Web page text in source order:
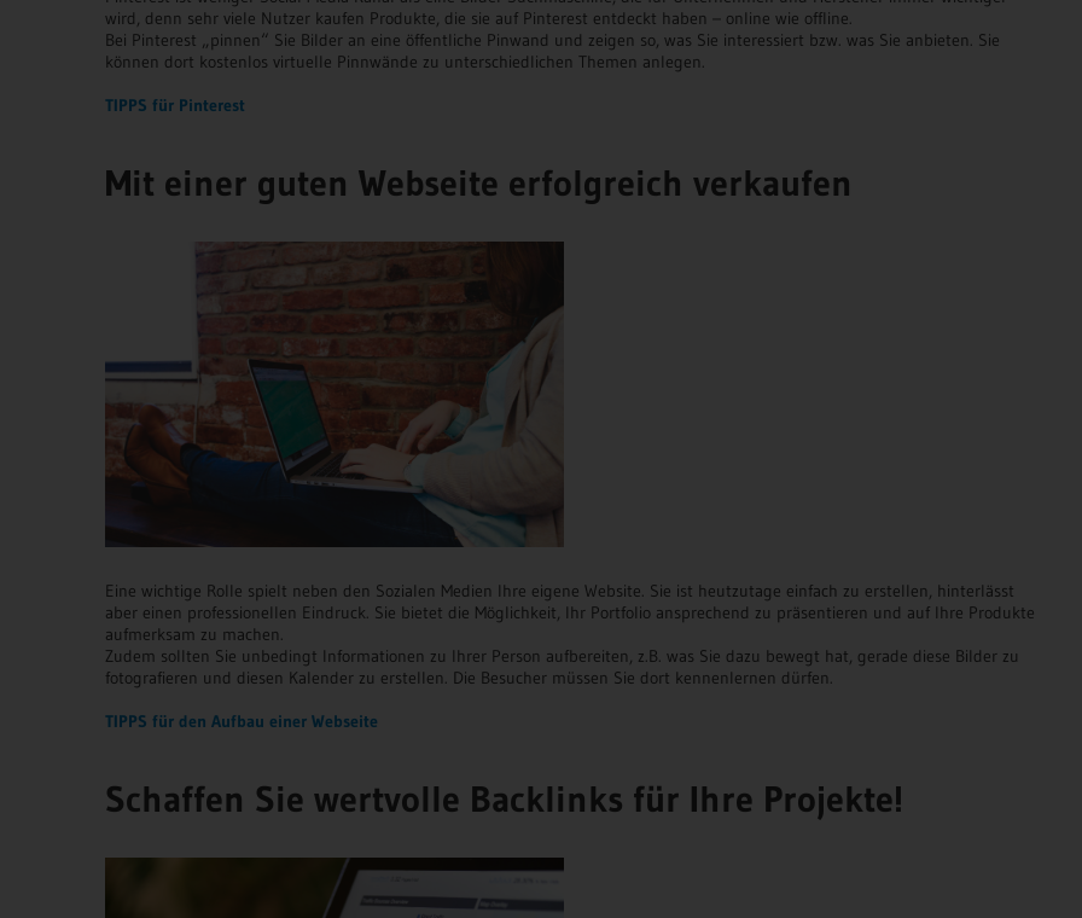
wird, denn sehr viele Nutzer kaufen Produkte, die sie auf Pinterest entdeckt haben – online wie offline.
Bei Pinterest „pinnen“ Sie Bilder an eine öffentliche Pinwand und zeigen so, was Sie interessiert bzw. was Sie anbieten. Sie
können dort kostenlos virtuelle Pinnwände zu unterschiedlichen Themen anlegen.
TIPPS für Pinterest
Mit einer guten Webseite erfolgreich verkaufen
Eine wichtige Rolle spielt neben den Sozialen Medien Ihre eigene Website. Sie ist heutzutage einfach zu erstellen, hinterlässt
aber einen professionellen Eindruck. Sie bietet die Möglichkeit, Ihr Portfolio ansprechend zu präsentieren und auf Ihre Produkte
aufmerksam zu machen.
Zudem sollten Sie unbedingt Informationen zu Ihrer Person aufbereiten, z.B. was Sie dazu bewegt hat, gerade diese Bilder zu
fotografieren und diesen Kalender zu erstellen. Die Besucher müssen Sie dort kennenlernen dürfen.
TIPPS für den Aufbau einer Webseite
Schaffen Sie wertvolle Backlinks für Ihre Projekte!